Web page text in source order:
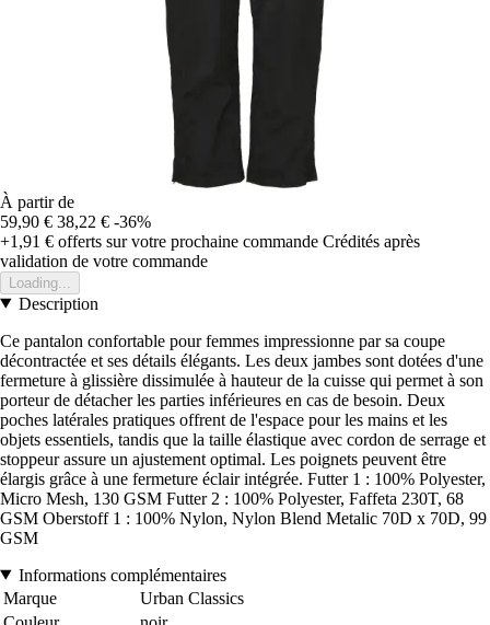
À partir de
59,90 € 38,22 € -36%
+1,91 € offerts sur votre prochaine commande Crédités après
validation de votre commande
Loading...
Description
Ce pantalon confortable pour femmes impressionne par sa coupe
décontractée et ses détails élégants. Les deux jambes sont dotées d'une
fermeture à glissière dissimulée à hauteur de la cuisse qui permet à son
porteur de détacher les parties inférieures en cas de besoin. Deux
poches latérales pratiques offrent de l'espace pour les mains et les
objets essentiels, tandis que la taille élastique avec cordon de serrage et
stoppeur assure un ajustement optimal. Les poignets peuvent être
élargis grâce à une fermeture éclair intégrée. Futter 1 : 100% Polyester,
Micro Mesh, 130 GSM Futter 2 : 100% Polyester, Faffeta 230T, 68
GSM Oberstoff 1 : 100% Nylon, Nylon Blend Metalic 70D x 70D, 99
GSM
Informations complémentaires
Marque
Urban Classics